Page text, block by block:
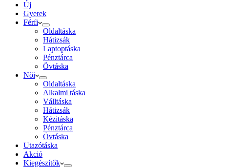
Új
Gyerek
Férfi
Oldaltáska
Hátizsák
Laptoptáska
Pénztárca
Övtáska
Női
Oldaltáska
Alkalmi táska
Válltáska
Hátizsák
Kézitáska
Pénztárca
Övtáska
Utazótáska
Akció
Kiegészítők